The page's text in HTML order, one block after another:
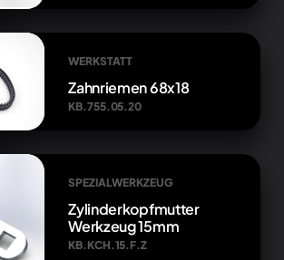
WERKSTATT
Zahnriemen 68x18
KB.755.05.20
SPEZIALWERKZEUG
Zylinderkopfmutter
Werkzeug 15mm
KB.KCH.15.F.Z